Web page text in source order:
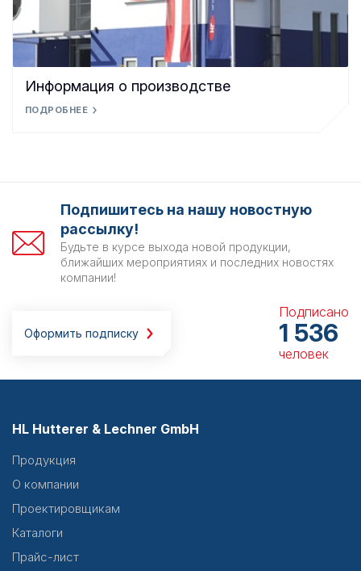
Информация о производстве
ПОДРОБНЕЕ
Подпишитесь на нашу новостную
рассылку!
Будьте в курсе выхода новой продукции,
ближайших мероприятиях и последних новостях
компании!
Оформить подписку
Подписано
1 536
человек
HL Hutterer & Lechner GmbH
Продукция
О компании
Проектировщикам
Каталоги
Прайс-лист